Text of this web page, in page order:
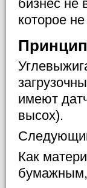
бизнес не
которое
имеют
высох).
Как